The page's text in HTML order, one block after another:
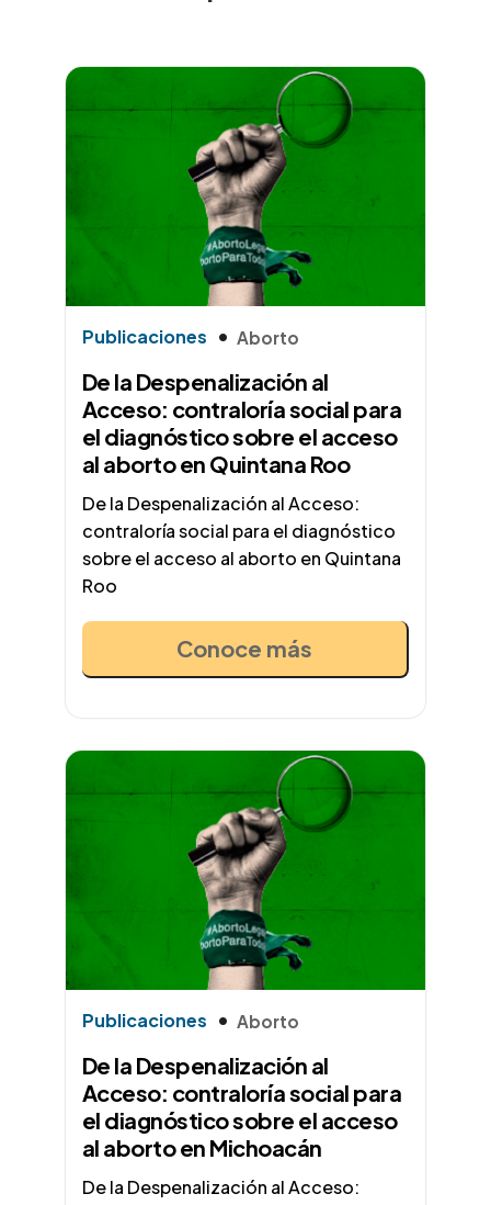
De la Despenalización al
Acceso: contraloría social para
el diagnóstico sobre el acceso
al aborto en Quintana Roo
Publicaciones Aborto
De la Despenalización al Acceso:
contraloría social para el diagnóstico
sobre el acceso al aborto en Quintana
Roo
Conoce más
De la Despenalización al
Acceso: contraloría social para
el diagnóstico sobre el acceso
al aborto en Michoacán
Publicaciones Aborto
De la Despenalización al Acceso: